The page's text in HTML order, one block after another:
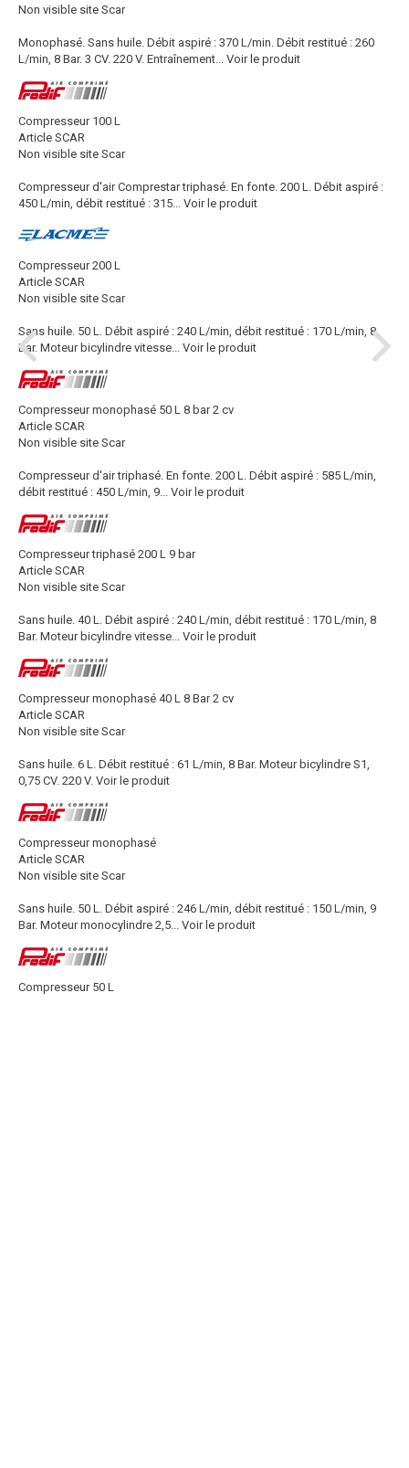
Non visible site Scar
Monophasé. Sans huile. Débit aspiré : 370 L/min. Débit restitué : 260
L/min, 8 Bar. 3 CV. 220 V. Entraînement...
Voir le produit
Compresseur 100 L
Article SCAR
Non visible site Scar
Compresseur d'air Comprestar triphasé. En fonte. 200 L. Débit aspiré :
450 L/min, débit restitué : 315...
Voir le produit
Compresseur 200 L
Article SCAR
Non visible site Scar
Sans huile. 50 L. Débit aspiré : 240 L/min, débit restitué : 170 L/min, 8
Bar. Moteur bicylindre vitesse...
Voir le produit
Compresseur monophasé 50 L 8 bar 2 cv
Article SCAR
Non visible site Scar
Compresseur d'air triphasé. En fonte. 200 L. Débit aspiré : 585 L/min,
débit restitué : 450 L/min, 9...
Voir le produit
Compresseur triphasé 200 L 9 bar
Article SCAR
Non visible site Scar
Sans huile. 40 L. Débit aspiré : 240 L/min, débit restitué : 170 L/min, 8
Bar. Moteur bicylindre vitesse...
Voir le produit
Compresseur monophasé 40 L 8 Bar 2 cv
Article SCAR
Non visible site Scar
Sans huile. 6 L. Débit restitué : 61 L/min, 8 Bar. Moteur bicylindre S1,
0,75 CV. 220 V. Voir le produit
Compresseur monophasé
Article SCAR
Non visible site Scar
Sans huile. 50 L. Débit aspiré : 246 L/min, débit restitué : 150 L/min, 9
Bar. Moteur monocylindre 2,5...
Voir le produit
Compresseur 50 L